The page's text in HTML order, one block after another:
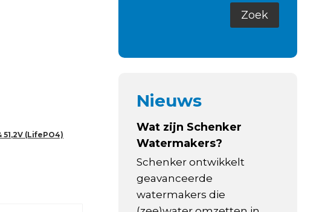
51,2V (LifePO4)
Nieuws
Wat zijn Schenker
Watermakers?
Schenker ontwikkelt
geavanceerde
watermakers die